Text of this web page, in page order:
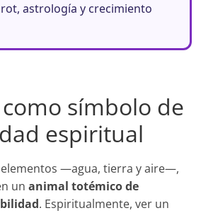
astrología y crecimiento
símbolo de
espiritual
—agua, tierra y aire—,
unanimal totémico de
. Espiritualmente, ver un